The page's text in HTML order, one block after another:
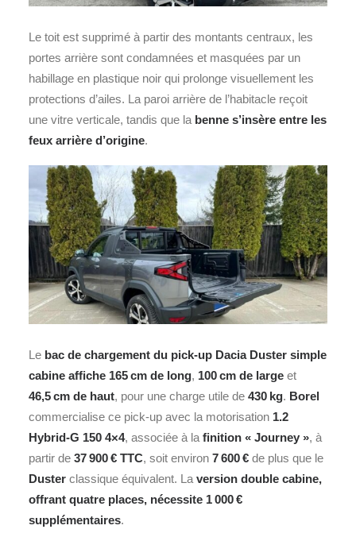
Le toit est supprimé à partir des montants centraux, les
portes arrière sont condamnées et masquées par un
habillage en plastique noir qui prolonge visuellement les
protections d’ailes. La paroi arrière de l’habitacle reçoit
une vitre verticale, tandis que la benne s’insère entre les
feux arrière d’origine.
Le bac de chargement du pick-up Dacia Duster simple
cabine affiche 165 cm de long, 100 cm de large et
46,5 cm de haut, pour une charge utile de 430 kg. Borel
commercialise ce pick‑up avec la motorisation 1.2
Hybrid‑G 150 4×4, associée à la finition « Journey », à
partir de 37 900 € TTC, soit environ 7 600 € de plus que le
Duster classique équivalent. La version double cabine,
offrant quatre places, nécessite 1 000 €
supplémentaires.